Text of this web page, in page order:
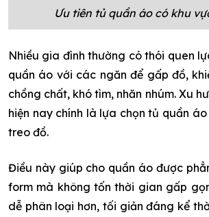
Ưu tiên tủ quần áo có khu
Nhiều gia đình thường có thói quen
quần áo với các ngăn để gấp đồ,
chồng chất, khó tìm, nhăn nhúm. Xu
hiện nay chính là lựa chọn tủ quần
treo đồ.
Điều này giúp cho quần áo được
form mà không tốn thời gian gấp
dễ phân loại hơn, tối giản đáng kể